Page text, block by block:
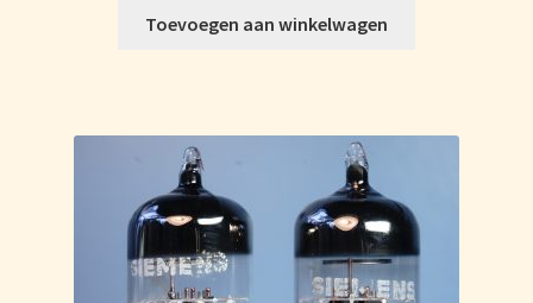
Toevoegen aan winkelwagen